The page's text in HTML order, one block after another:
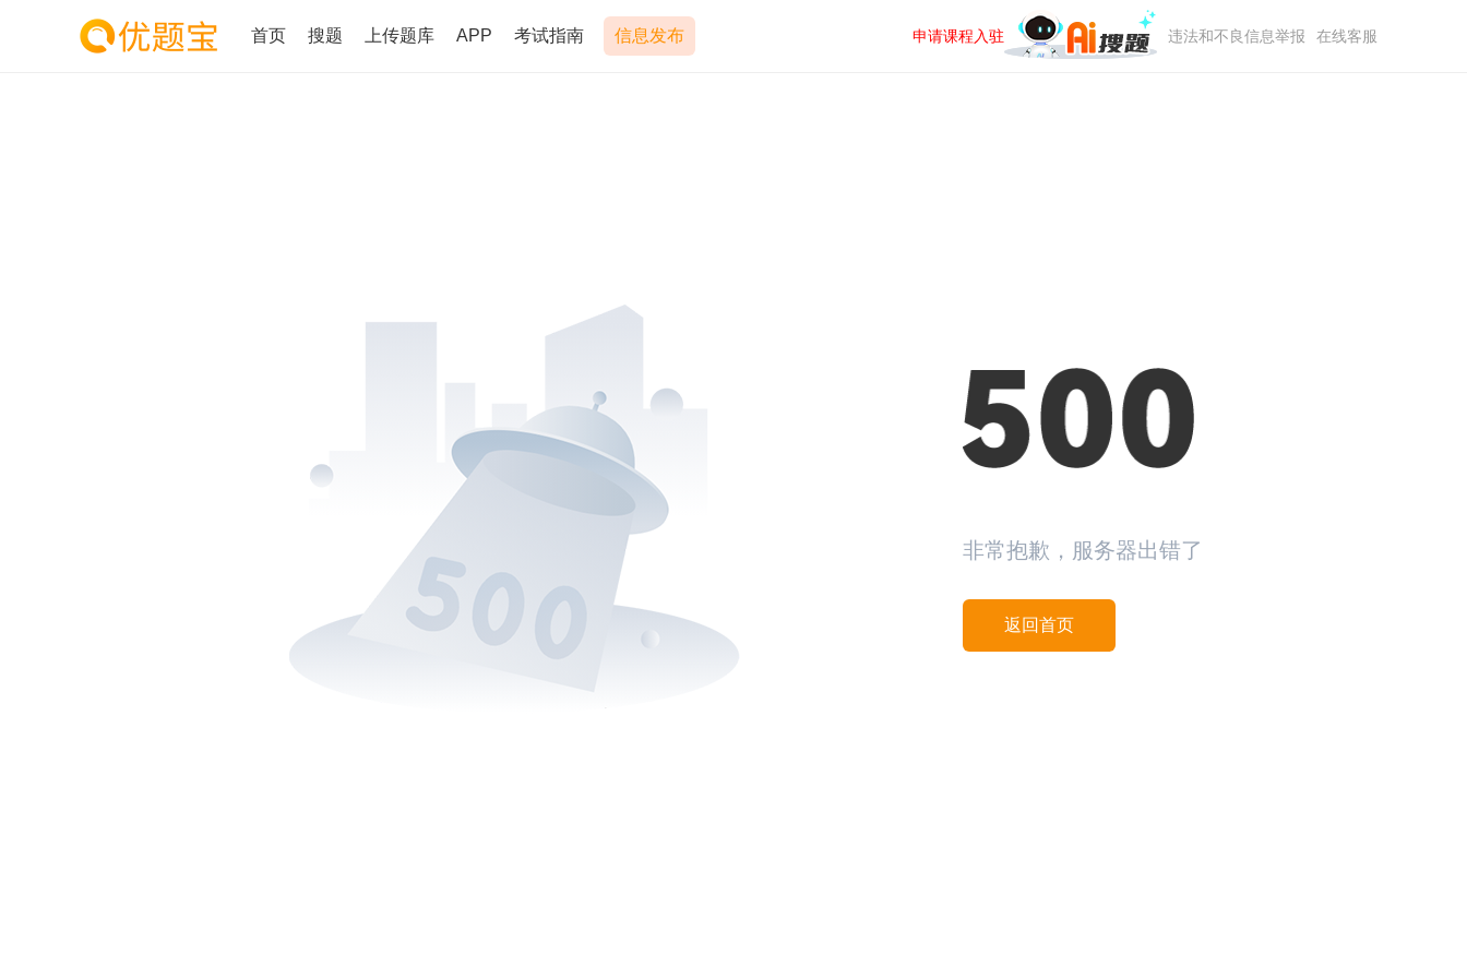
首页 搜题 上传题库 APP 考试指南 信息发布 申请课程入驻 违法和不良信息举报 在线客服
非常抱歉，服务器出错了
返回首页